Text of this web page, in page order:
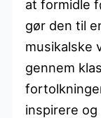
at formidle
gør den til
musikalske
gennem
inspirere